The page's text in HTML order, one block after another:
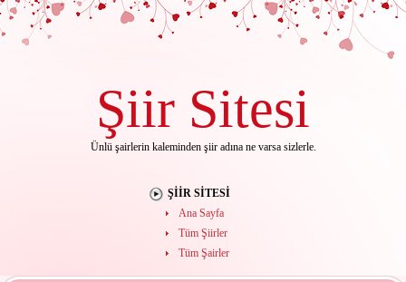
Şiir Sitesi
Ünlü şairlerin kaleminden şiir adına ne varsa sizlerle.
ŞIIR SITESI
Ana Sayfa
Tüm Şiirler
Tüm Şairler